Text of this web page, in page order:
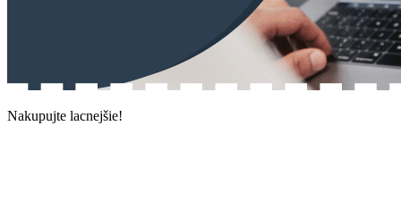
Nakupujte lacnejšie!